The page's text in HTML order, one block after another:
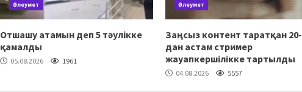
Әлеумет
Отшашу атамын деп 5 тәулікке
қамалды
05.08.2026 1961
Әлеумет
Заңсыз контент таратқан 20-
дан астам стример
жауапкершілікке тартылды
04.08.2026 5557